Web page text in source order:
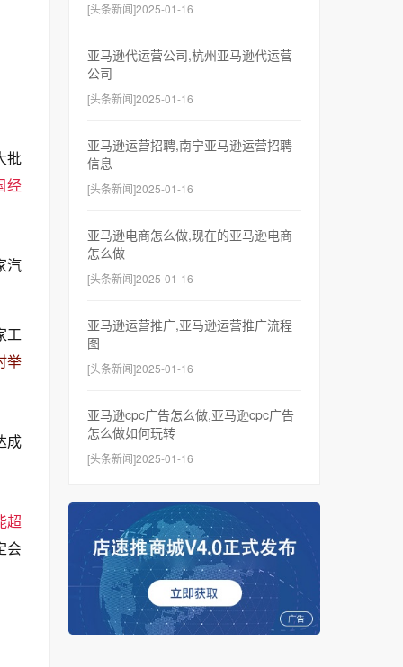
批
经
汽
工
举
成
超
会
[头条新闻]2025-01-16
亚马逊代运营公司,杭州亚马逊代运营
公司
[头条新闻]2025-01-16
亚马逊运营招聘,南宁亚马逊运营招聘
信息
[头条新闻]2025-01-16
亚马逊电商怎么做,现在的亚马逊电商
怎么做
[头条新闻]2025-01-16
亚马逊运营推广,亚马逊运营推广流程
图
[头条新闻]2025-01-16
亚马逊cpc广告怎么做,亚马逊cpc广告
怎么做如何玩转
[头条新闻]2025-01-16